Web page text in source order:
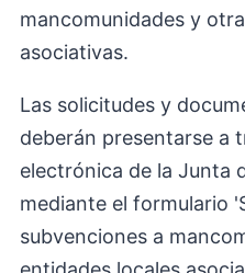
mancomunidades y
asociativas.
Las solicitudes y
deberán presentarse a
electrónica de la Junta
mediante el formulario
subvenciones a